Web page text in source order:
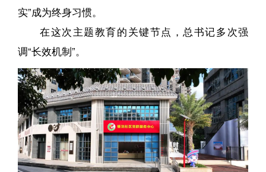
实”成为终身习惯。
在这次主题教育的关键节点，总书记多次强
调“长效机制”。